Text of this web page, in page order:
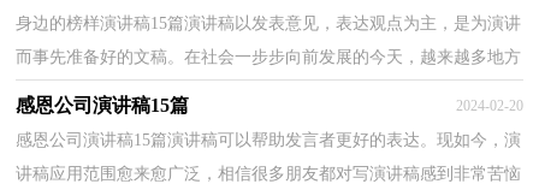
身边的榜样演讲稿15篇演讲稿以发表意见，表达观点为主，是为演讲
而事先准备好的文稿。在社会一步步向前发展的今天，越来越多地方
感恩公司演讲稿15篇 2024-02-20
感恩公司演讲稿15篇演讲稿可以帮助发言者更好的表达。现如今，演
讲稿应用范围愈来愈广泛，相信很多朋友都对写演讲稿感到非常苦恼